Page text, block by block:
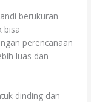
berukuran
bisa
perencanaan
luas dan
dinding dan